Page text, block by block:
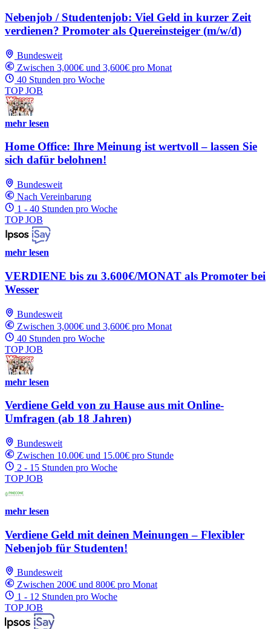
Nebenjob / Studentenjob: Viel Geld in kurzer Zeit
verdienen? Promoter als Quereinsteiger (m/w/d)
Bundesweit
Zwischen 3,000€ und 3,600€ pro Monat
40 Stunden pro Woche
TOP JOB
mehr lesen
Home Office: Ihre Meinung ist wertvoll – lassen Sie
sich dafür belohnen!
Bundesweit
Nach Vereinbarung
1 - 40 Stunden pro Woche
TOP JOB
mehr lesen
VERDIENE bis zu 3.600€/MONAT als Promoter bei
Wesser
Bundesweit
Zwischen 3,000€ und 3,600€ pro Monat
40 Stunden pro Woche
TOP JOB
mehr lesen
Verdiene Geld von zu Hause aus mit Online-
Umfragen (ab 18 Jahren)
Bundesweit
Zwischen 10.00€ und 15.00€ pro Stunde
2 - 15 Stunden pro Woche
TOP JOB
mehr lesen
Verdiene Geld mit deinen Meinungen – Flexibler
Nebenjob für Studenten!
Bundesweit
Zwischen 200€ und 800€ pro Monat
1 - 12 Stunden pro Woche
TOP JOB